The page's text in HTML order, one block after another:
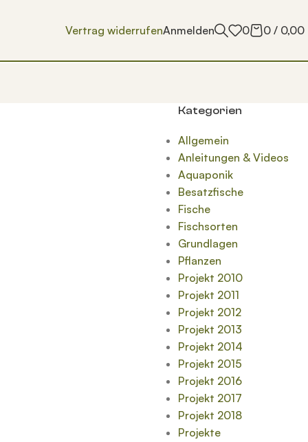
Vertrag widerrufenAnmelden 0 0 / 0,00
Kategorien
Allgemein
Anleitungen & Videos
Aquaponik
Besatzfische
Fische
Fischsorten
Grundlagen
Pflanzen
Projekt 2010
Projekt 2011
Projekt 2012
Projekt 2013
Projekt 2014
Projekt 2015
Projekt 2016
Projekt 2017
Projekt 2018
Projekte